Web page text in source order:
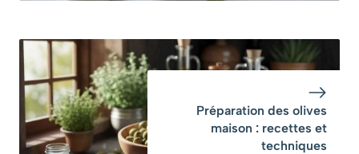
Préparation des olives
maison : recettes et
techniques